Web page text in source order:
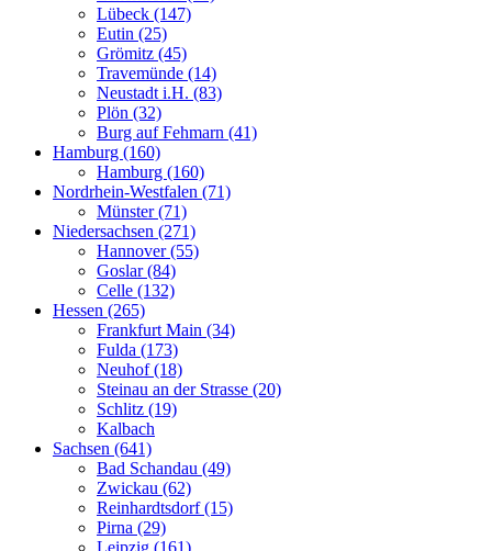
Lübeck (147)
Eutin (25)
Grömitz (45)
Travemünde (14)
Neustadt i.H. (83)
Plön (32)
Burg auf Fehmarn (41)
Hamburg (160)
Hamburg (160)
Nordrhein-Westfalen (71)
Münster (71)
Niedersachsen (271)
Hannover (55)
Goslar (84)
Celle (132)
Hessen (265)
Frankfurt Main (34)
Fulda (173)
Neuhof (18)
Steinau an der Strasse (20)
Schlitz (19)
Kalbach
Sachsen (641)
Bad Schandau (49)
Zwickau (62)
Reinhardtsdorf (15)
Pirna (29)
Leipzig (161)